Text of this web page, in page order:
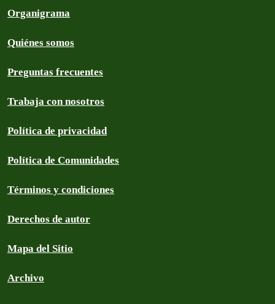
Organigrama
Quiénes somos
Preguntas frecuentes
Trabaja con nosotros
Política de privacidad
Política de Comunidades
Términos y condiciones
Derechos de autor
Mapa del Sitio
Archivo